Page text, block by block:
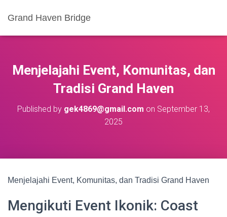
Grand Haven Bridge
Menjelajahi Event, Komunitas, dan
Tradisi Grand Haven
Published by gek4869@gmail.com on September 13,
2025
Menjelajahi Event, Komunitas, dan Tradisi Grand Haven
Mengikuti Event Ikonik: Coast